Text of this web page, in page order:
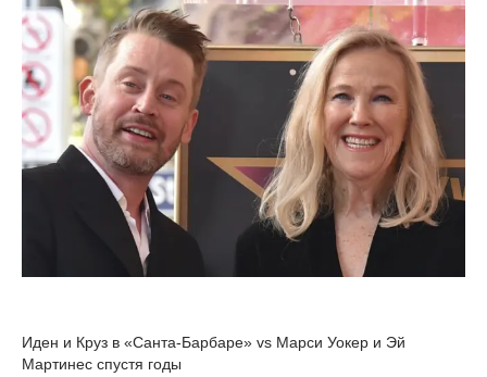
Иден и Круз в «Санта-Барбаре» vs Марси Уокер и Эй
Мартинес спустя годы